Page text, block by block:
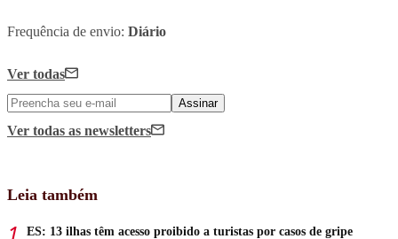
Frequência de envio: Diário
Ver todas
Assinar
Ver todas as newsletters
Leia também
ES: 13 ilhas têm acesso proibido a turistas por casos de gripe